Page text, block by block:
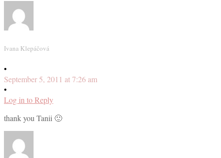
Ivana Klepáčová
•
September 5, 2011 at 7:26 am
•
Log in to Reply
thank you Tanii 🙂